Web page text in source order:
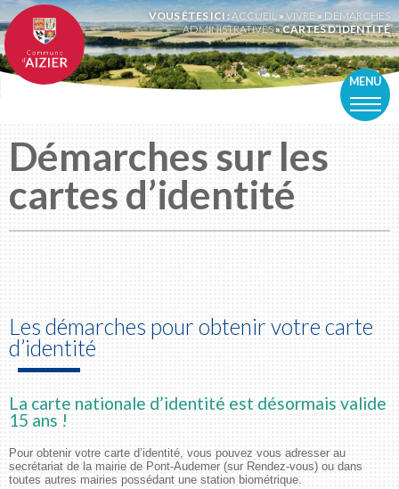
VOUS ÊTES ICI :ACCUEIL » VIVRE » DÉMARCHES
ADMINISTRATIVES»CARTES D’IDENTITÉ
MENU
Démarches sur les
cartes d’identité
Les démarches pour obtenir votre carte
d’identité
La carte nationale d’identité est désormais valide
15 ans !
Pour obtenir votre carte d’identité, vous pouvez vous adresser au
secrétariat de la mairie de Pont-Audemer (sur Rendez-vous) ou dans
toutes autres mairies possédant une station biométrique.